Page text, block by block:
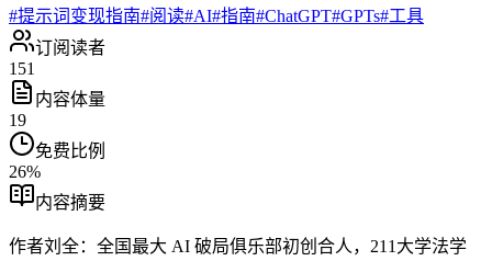
#提示词变现指南#阅读#AI#指南#ChatGPT#GPTs#工具
订阅读者
151
内容体量
19
免费比例
26%
内容摘要
作者刘全：全国最大 AI 破局俱乐部初创合人，211大学法学